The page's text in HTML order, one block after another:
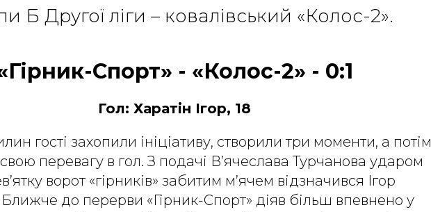
Б Другої ліги – ковалівський «Колос-2».
Спорт» - «Колос-2» - 0:1
Гол: Харатін Ігор, 18
гості захопили ініціативу, створили три моменти, а потім
перевагу в гол. З подачі В’ячеслава Турчанова ударом
ворот «гірників» забитим м’ячем відзначився Ігор
Ближче до перерви «Гірник-Спорт» діяв більш впевнено у